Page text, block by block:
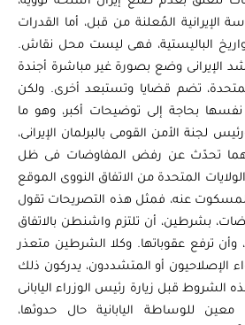
المُعلنة من قبل، أما القدرات
الباليستية، فهى ليست محل نقاش.
الإيرانى وضع بصورة غير مباشرة أجندة
تضم قضايا وتستبعد أخرى. ولكن
بحاجة إلى توضيحات أكبر، وهو ما
لجنة الأمن القومى بالبرلمان الإيرانى،
تحدّث عن رفض المفاوضات فى ظل
المتحدة من الاتفاق النووى الموقع
المسكوت عنه، فمثل هذه التصريحات تقول
بشرطين، أن تلتزم واشنطن بالاتفاق
ترفع عقوباتها. وكلا الشرطين متعذر
الإصلاحيون أو المتشددون، يدركون ذلك
قبل زيارة رئيس الوزراء اليابانى
للوساطة اليابانية حال حدوثها،